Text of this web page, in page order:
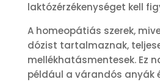
laktózérzékenységet kell
A homeopátiás szerek,
dózist tartalmaznak,
mellékhatásmentesek. Ez
például a várandós anyák